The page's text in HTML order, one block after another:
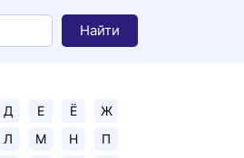
Найти
Д Е Ё
Ж
Л М Н
П